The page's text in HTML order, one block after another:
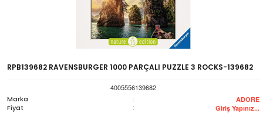
RPB139682 RAVENSBURGER 1000 PARÇALI PUZZLE 3 ROCKS-139682
4005556139682
Marka
: ADORE
Fiyat : Giriş Yapınız...